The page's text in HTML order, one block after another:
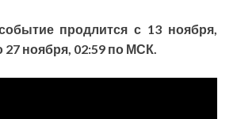
продлится с 13 ноября,
27 ноября, 02:59 по МСК.